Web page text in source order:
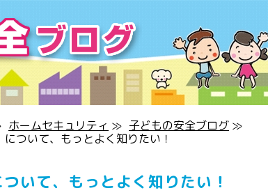
ホームセキュリティ ≫ 子どもの安全ブログ ≫
ついて、もっとよく知りたい！
いて、もっとよく知りたい！